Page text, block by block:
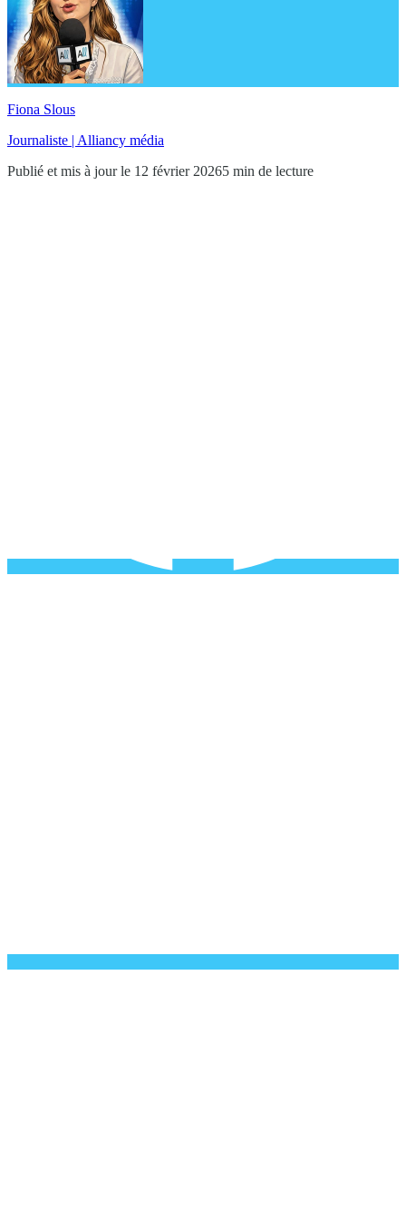
Fiona Slous
Journaliste | Alliancy média
Publié et mis à jour le 12 février 20265 min de lecture